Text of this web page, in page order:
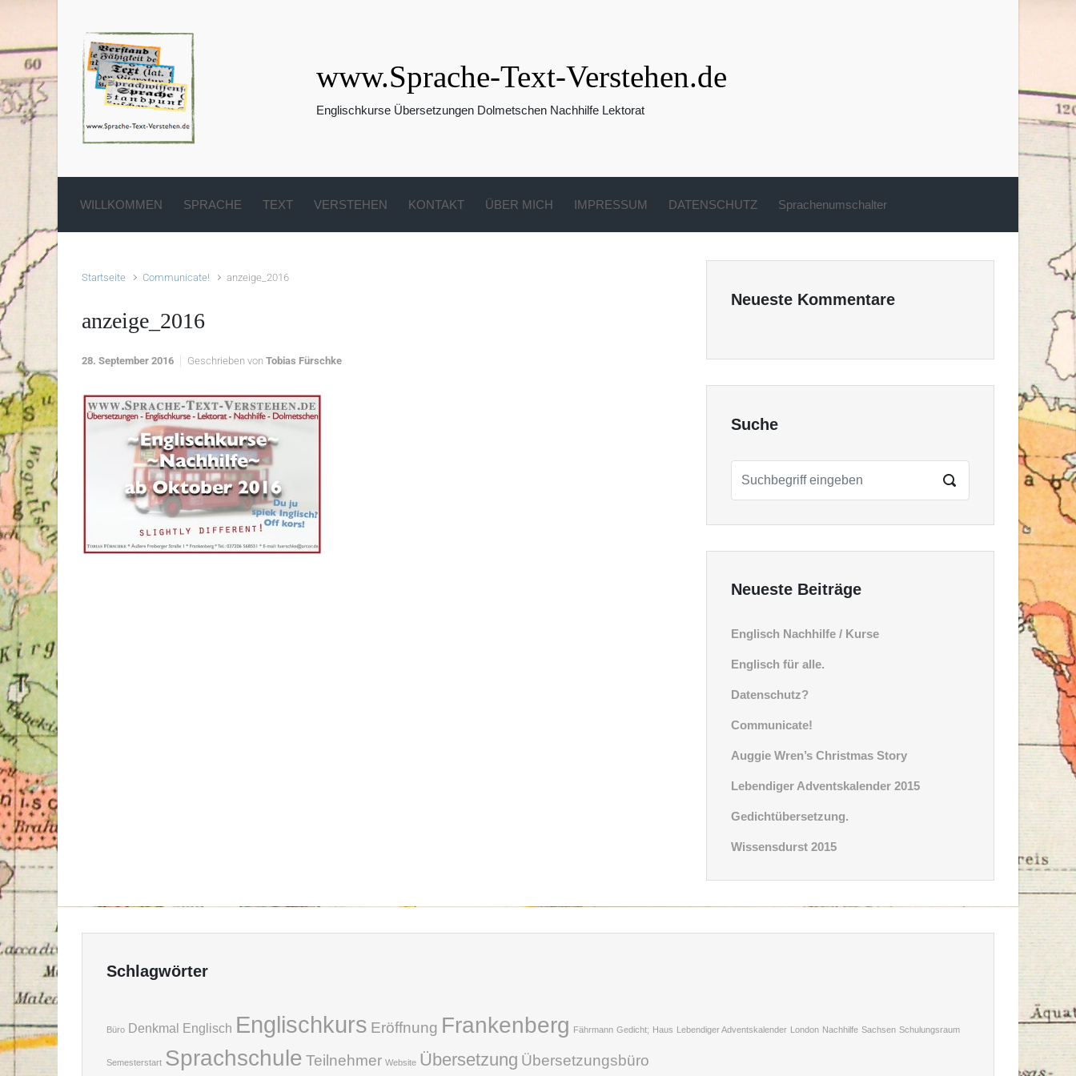
www.Sprache-Text-Verstehen.de
Englischkurse Übersetzungen Dolmetschen Nachhilfe Lektorat
WILLKOMMEN SPRACHE TEXT VERSTEHEN KONTAKT ÜBER MICH IMPRESSUM DATENSCHUTZ Sprachenumschalter
Startseite Communicate! anzeige_2016
anzeige_2016
28. September 2016 Geschrieben von Tobias Fürschke
Neueste Kommentare
Suche
Neueste Beiträge
Englisch Nachhilfe / Kurse
Englisch für alle.
Datenschutz?
Communicate!
Auggie Wren’s Christmas Story
Lebendiger Adventskalender 2015
Gedichtübersetzung.
Wissensdurst 2015
Schlagwörter
Büro Denkmal Englisch Englischkurs Eröffnung Frankenberg Fährmann Gedicht; Haus Lebendiger Adventskalender London Nachhilfe Sachsen Schulungsraum
Semesterstart Sprachschule Teilnehmer Website Übersetzung Übersetzungsbüro